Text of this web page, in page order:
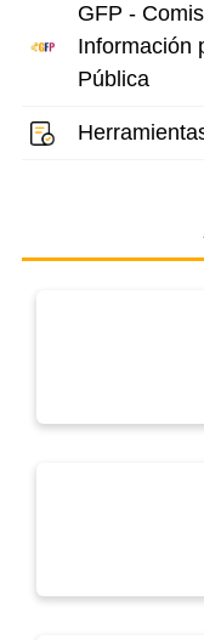
GFP -
Información
Pública